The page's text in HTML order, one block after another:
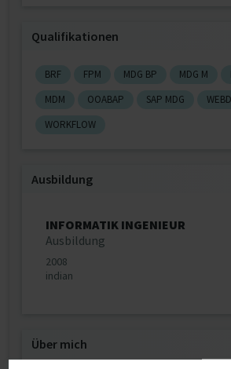
Qualifikationen
BRF FPM MDG BP MDG M
MDM
OOABAP SAP MDG
WORKFLOW
Ausbildung
INFORMATIK INGENIEUR
Ausbildung
2008
indian
Über mich